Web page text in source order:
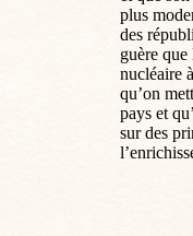
plus
des
guère
nucléaire
qu’on
pays et
sur des